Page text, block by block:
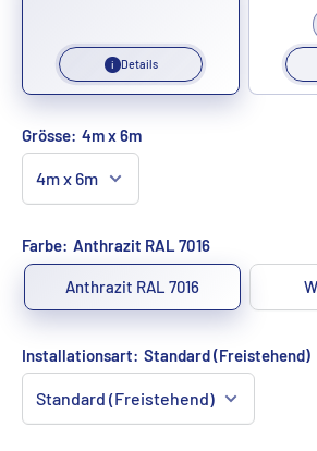
i Details
Grösse: 4m x 6m
Farbe: Anthrazit RAL 7016
Anthrazit RAL 7016
Installationsart: Standard (Freistehend)